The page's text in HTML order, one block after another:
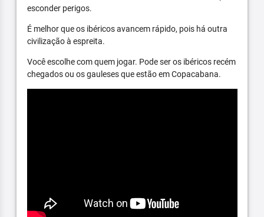
esconder perigos.
É melhor que os ibéricos avancem rápido, pois há outra
civilização à espreita.
Você escolhe com quem jogar. Pode ser os ibéricos recém
chegados ou os gauleses que estão em Copacabana.